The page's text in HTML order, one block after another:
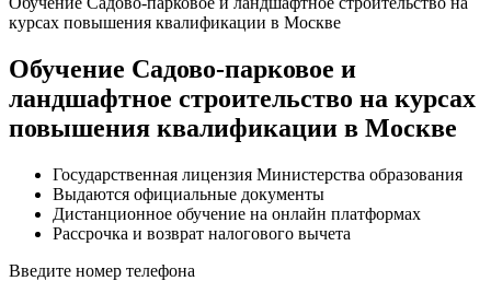
курсах повышения квалификации в Москве
Обучение Садово-парковое и
ландшафтное строительство на курсах
повышения квалификации в Москве
Государственная лицензия Министерства образования
Выдаются официальные документы
Дистанционное обучение на онлайн платформах
Рассрочка и возврат налогового вычета
Введите номер телефона